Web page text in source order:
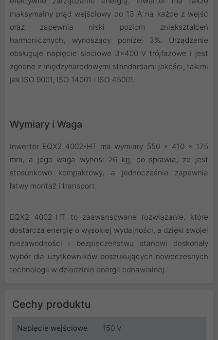
maksymalny prąd wejściowy do 13 A na każde z wejść
oraz zapewnia niski poziom zniekształceń
harmonicznych, wynoszący poniżej 3%. Urządzenie
obsługuje napięcie sieciowe 3x400 V trójfazowe i jest
zgodne z międzynarodowymi standardami jakości, takimi
jak ISO 9001, ISO 14001 i ISO 45001.
Wymiary i Waga
Inwerter EQX2 4002-HT ma wymiary 550 x 410 x 175
mm, a jego waga wynosi 26 kg, co sprawia, że jest
stosunkowo kompaktowy, a jednocześnie zapewnia
łatwy montaż i transport.
EQX2 4002-HT to zaawansowane rozwiązanie, które
dostarcza energię o wysokiej wydajności, a dzięki swojej
niezawodności i bezpieczeństwu stanowi doskonały
wybór dla użytkowników poszukujących nowoczesnych
technologii w dziedzinie energii odnawialnej.
Cechy produktu
Napięcie wejściowe 150 V